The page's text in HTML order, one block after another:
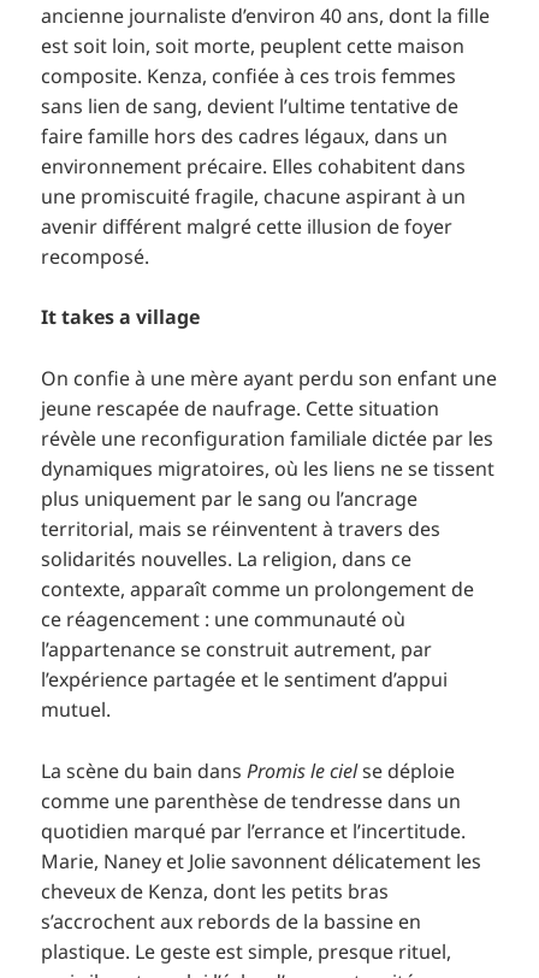
ancienne journaliste d’environ 40 ans, dont la fille
est soit loin, soit morte, peuplent cette maison
composite. Kenza, confiée à ces trois femmes
sans lien de sang, devient l’ultime tentative de
faire famille hors des cadres légaux, dans un
environnement précaire. Elles cohabitent dans
une promiscuité fragile, chacune aspirant à un
avenir différent malgré cette illusion de foyer
recomposé.
It takes a village
On confie à une mère ayant perdu son enfant une
jeune rescapée de naufrage. Cette situation
révèle une reconfiguration familiale dictée par les
dynamiques migratoires, où les liens ne se tissent
plus uniquement par le sang ou l’ancrage
territorial, mais se réinventent à travers des
solidarités nouvelles. La religion, dans ce
contexte, apparaît comme un prolongement de
ce réagencement : une communauté où
l’appartenance se construit autrement, par
l’expérience partagée et le sentiment d’appui
mutuel.
La scène du bain dans Promis le cielse déploie
comme une parenthèse de tendresse dans un
quotidien marqué par l’errance et l’incertitude.
Marie, Naney et Jolie savonnent délicatement les
cheveux de Kenza, dont les petits bras
s’accrochent aux rebords de la bassine en
plastique. Le geste est simple, presque rituel,